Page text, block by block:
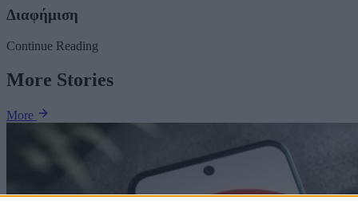
Διαφήμιση
Continue Reading
More Stories
More